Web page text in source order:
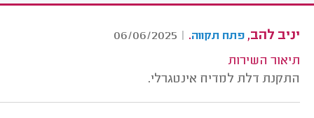
יניב להב, פתח תקווה.
|
06/06/2025
תיאור השירות
התקנת דלת למדיח אינטגרלי.